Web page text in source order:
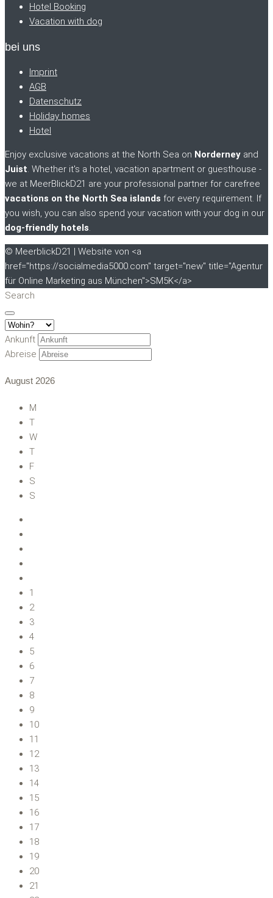
Hotel Booking
Vacation with dog
bei uns
Imprint
AGB
Datenschutz
Holiday homes
Hotel
Enjoy exclusive vacations at the North Sea on Norderney and
Juist. Whether it's a hotel, vacation apartment or guesthouse -
we at MeerBlickD21 are your professional partner for carefree
vacations on the North Sea islands for every requirement. If
you wish, you can also spend your vacation with your dog in our
dog-friendly hotels.
© MeerblickD21 | Website von <a
href="https://socialmedia5000.com" target="new" title="Agentur
für Online Marketing aus München">SM5K</a>
Search
Ankunft
Abreise
August 2026
M
T
W
T
F
S
S
1
2
3
4
5
6
7
8
9
10
11
12
13
14
15
16
17
18
19
20
21